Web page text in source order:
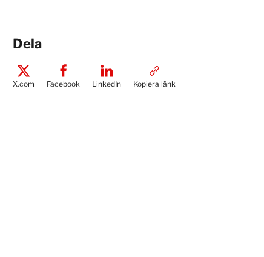
Dela
X.com Facebook LinkedIn Kopiera länk